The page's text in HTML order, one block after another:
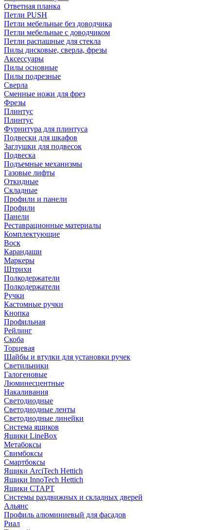
Ответная планка
Петли PUSH
Петли мебельные без доводчика
Петли мебельные с доводчиком
Петли распашные для стекла
Пилы дисковые, сверла, фрезы
Аксессуары
Пилы основные
Пилы подрезные
Сверла
Сменные ножи для фрез
Фрезы
Плинтус
Плинтус
Фурнитура для плинтуса
Подвески для шкафов
Заглушки для подвесок
Подвеска
Подъемные механизмы
Газовые лифты
Откидные
Складные
Профили и панели
Профили
Панели
Реставрационные материалы
Комплектующие
Воск
Карандаши
Маркеры
Штрихи
Полкодержатели
Полкодержатели
Ручки
Кастомные ручки
Кнопка
Профильная
Рейлинг
Скоба
Торцевая
Шайбы и втулки для установки ручек
Светильники
Галогеновые
Люминесцентные
Накаливания
Светодиодные
Светодиодные ленты
Светодиодные линейки
Система ящиков
Ящики LineBox
Метабоксы
Свимбоксы
Смартбоксы
Ящики ArciTech Hettich
Ящики InnoTech Hettich
Ящики СТАРТ
Системы раздвижных и складных дверей
Альянс
Профиль алюминиевый для фасадов
Риал